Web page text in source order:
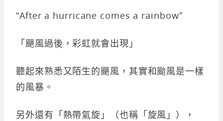
“After a hurricane comes a rainbow”
「颶風過後，彩虹就會出現」
聽起來熟悉又陌生的颶風，其實和颱風是一樣
的風暴。
另外還有「熱帶氣旋」（也稱「旋風」），